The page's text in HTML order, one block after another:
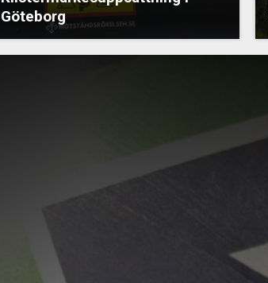
Göteborg